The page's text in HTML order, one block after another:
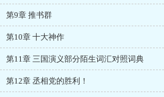
第9章 推书群
第10章 十大神作
第11章 三国演义部分陌生词汇对照词典
第12章 丞相党的胜利！